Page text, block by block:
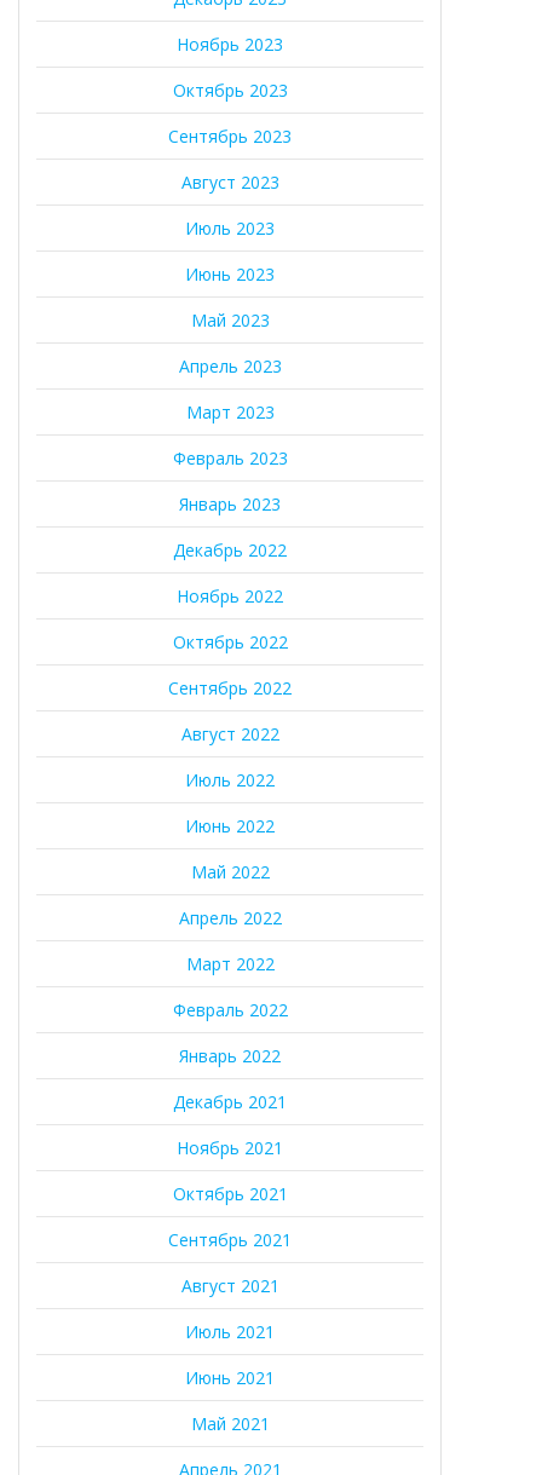
Ноябрь 2023
Октябрь 2023
Сентябрь 2023
Август 2023
Июль 2023
Июнь 2023
Май 2023
Апрель 2023
Март 2023
Февраль 2023
Январь 2023
Декабрь 2022
Ноябрь 2022
Октябрь 2022
Сентябрь 2022
Август 2022
Июль 2022
Июнь 2022
Май 2022
Апрель 2022
Март 2022
Февраль 2022
Январь 2022
Декабрь 2021
Ноябрь 2021
Октябрь 2021
Сентябрь 2021
Август 2021
Июль 2021
Июнь 2021
Май 2021
Апрель 2021